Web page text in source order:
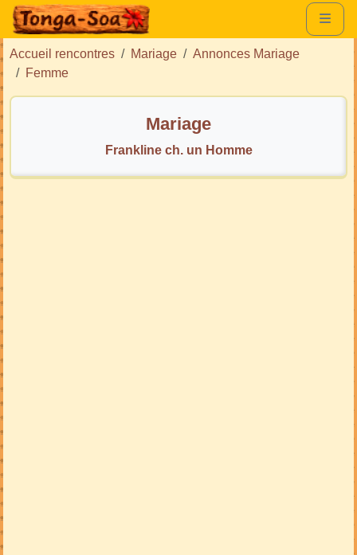
Accueil rencontres Mariage
Annonces Mariage
Femme
Mariage
Frankline ch. un Homme